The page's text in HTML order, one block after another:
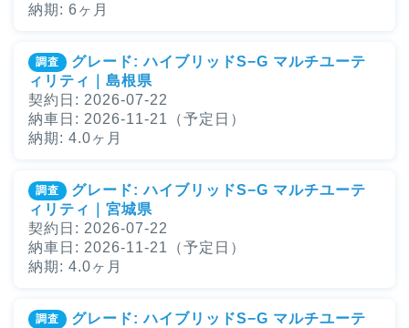
納期: 6ヶ月
調査
グレード: ハイブリッドS−G マルチユーテ
ィリティ｜島根県
契約日: 2026-07-22
納車日: 2026-11-21（予定日）
納期: 4.0ヶ月
調査
グレード: ハイブリッドS−G マルチユーテ
ィリティ｜宮城県
契約日: 2026-07-22
納車日: 2026-11-21（予定日）
納期: 4.0ヶ月
調査
グレード: ハイブリッドS−G マルチユーテ